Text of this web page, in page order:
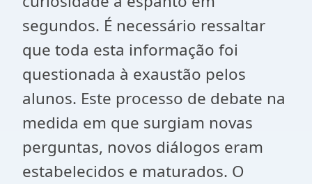
segundos. É necessário ressaltar
que toda esta informação foi
questionada à exaustão pelos
alunos. Este processo de debate na
medida em que surgiam novas
perguntas, novos diálogos eram
estabelecidos e maturados. O